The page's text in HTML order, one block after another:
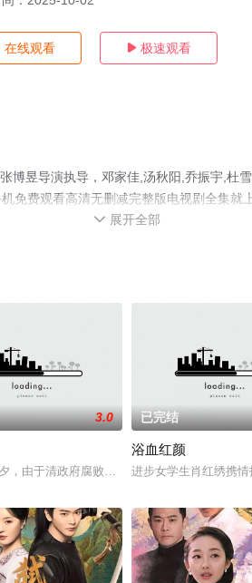
在线观看  极速观看
博昱导演执导，邓家佳,汤秋阳,乔振宇,杜
免费观看高清无删减完整版电视剧全集就
网等平台了解。 展开全部
行着残酷的战斗，国民党军队环伺左右。国
3.0
，由于清政府腐败无能，社会剧烈动荡，湘
已完结
浴血红颜
进步女学生肖红绣携